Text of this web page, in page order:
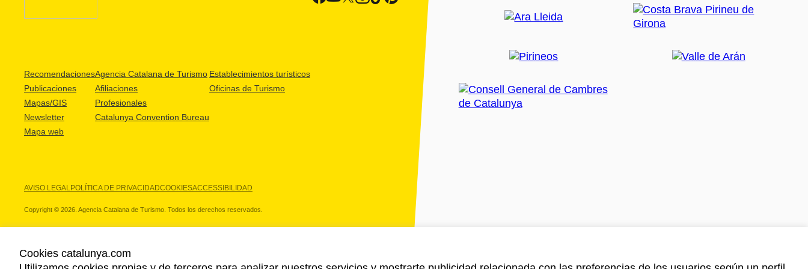
Recomendaciones
Publicaciones
Mapas/GIS
Newsletter
Mapa web
Agencia Catalana de Turismo
Afiliaciones
Profesionales
Catalunya Convention Bureau
Establecimientos turísticos
Oficinas de Turismo
AVISO LEGALPOLÍTICA DE PRIVACIDADCOOKIESACCESSIBILIDAD
Copyright © 2026. Agencia Catalana de Turismo. Todos los derechos reservados.
Cookies catalunya.com